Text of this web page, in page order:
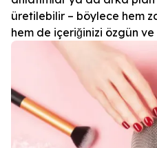
üretilebilir – böylece hem
hem de içeriğinizi özgün ve